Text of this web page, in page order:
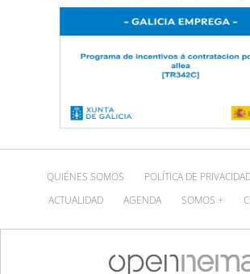
QUIÉNES SOMOS POLÍTICA DE
ACTUALIDAD
AGENDA SOMOS +